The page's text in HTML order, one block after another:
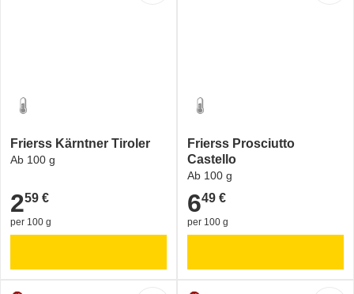
Frierss Kärntner Tiroler
Ab 100 g
2,59 €
259 €
per 100 g
Frierss Prosciutto
Castello
Ab 100 g
6,49 €
649 €
per 100 g